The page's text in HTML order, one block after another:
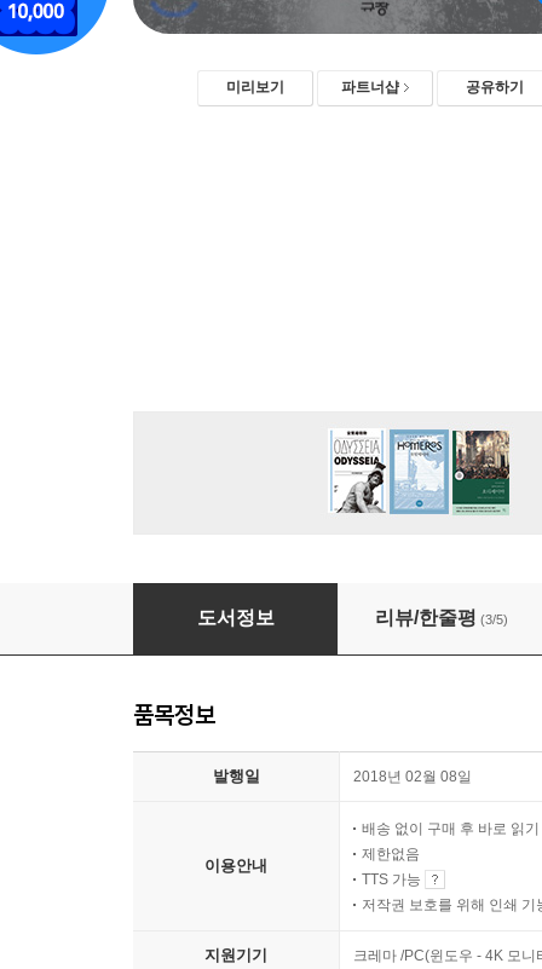
미리보기 파트너샵 공유하기
그분의 사역
도서정보 리뷰/한줄평 (3/5)
품목정보
발행일 2018년 02월 08일
이용안내
배송 없이 구매 후 바로 읽기
제한없음
TTS 가능
저작권 보호를 위해 인쇄 기
지원기기 크레마 /PC(윈도우 - 4K 모